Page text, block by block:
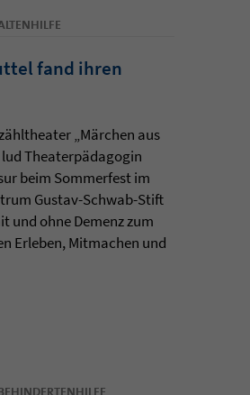
fand ihren
„Märchen aus
Theaterpädagogin
beim Sommerfest im
Gustav-Schwab-Stift
und ohne Demenz zum
Erleben, Mitmachen und